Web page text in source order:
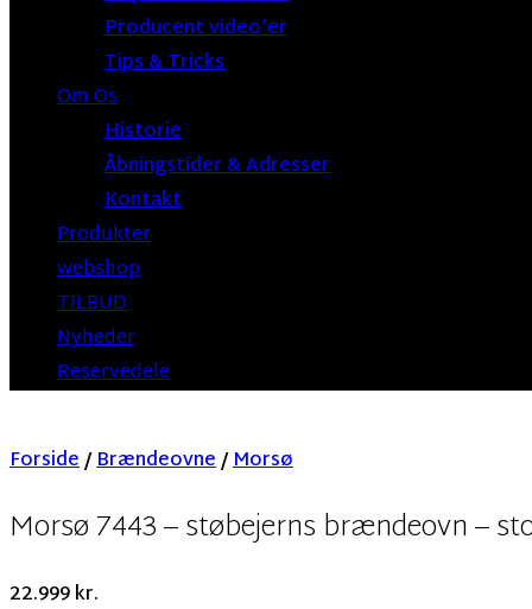
Producent video’er
Tips & Tricks
Om Os
Historie
Åbningstider & Adresser
Kontakt
Produkter
webshop
TILBUD
Nyheder
Reservedele
Forside/Brændeovne/Morsø
Morsø 7443 – støbejerns brændeovn –
22.999kr.